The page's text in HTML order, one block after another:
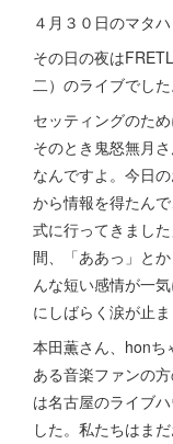
４月３０日のマタ
その日の夜は
二）のライブでした
セッティングのた
そのとき鬼怒無月
なんですよ。今日
から情報を得たん
式に行ってきまし
間、「ああっ」と
んな短い感情が一
にしばらく涙が止ま
本田薫さん、honち
ある音楽ファンの
は名古屋のライブ
した。私たちはま